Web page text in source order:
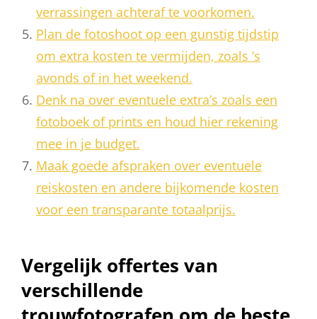
verrassingen achteraf te voorkomen.
Plan de fotoshoot op een gunstig tijdstip
om extra kosten te vermijden, zoals ’s
avonds of in het weekend.
Denk na over eventuele extra’s zoals een
fotoboek of prints en houd hier rekening
mee in je budget.
Maak goede afspraken over eventuele
reiskosten en andere bijkomende kosten
voor een transparante totaalprijs.
Vergelijk offertes van
verschillende